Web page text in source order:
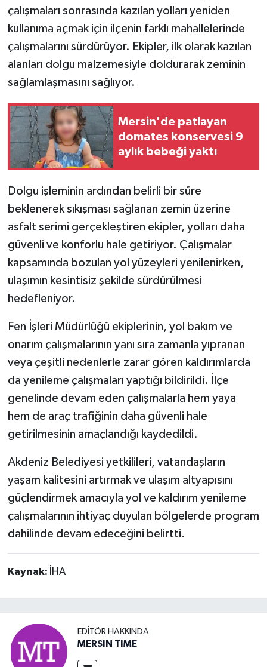
çalışmaları sonrasında kazılan yolları yeniden
kullanıma açmak için ilçenin farklı mahallelerinde
çalışmalarını sürdürüyor. Ekipler, ilk olarak kazılan
alanları dolgu malzemesiyle doldurarak zeminin
sağlamlaşmasını sağlıyor.
Mersin'de patlayan
domates konservesi 9
aylık bebeği yaktı
Dolgu işleminin ardından belirli bir süre
beklenerek sıkışması sağlanan zemin üzerine
asfalt serimi gerçekleştiren ekipler, yolları daha
güvenli ve konforlu hale getiriyor. Çalışmalar
kapsamında bozulan yol yüzeyleri yenilenirken,
ulaşımın kesintisiz şekilde sürdürülmesi
hedefleniyor.
Fen İşleri Müdürlüğü ekiplerinin, yol bakım ve
onarım çalışmalarının yanı sıra zamanla yıpranan
veya çeşitli nedenlerle zarar gören kaldırımlarda
da yenileme çalışmaları yaptığı bildirildi. İlçe
genelinde devam eden çalışmalarla hem yaya
hem de araç trafiğinin daha güvenli hale
getirilmesinin amaçlandığı kaydedildi.
Akdeniz Belediyesi yetkilileri, vatandaşların
yaşam kalitesini artırmak ve ulaşım altyapısını
güçlendirmek amacıyla yol ve kaldırım yenileme
çalışmalarının ihtiyaç duyulan bölgelerde program
dahilinde devam edeceğini belirtti.
Kaynak: İHA
EDITÖR HAKKINDA
MERSIN TIME